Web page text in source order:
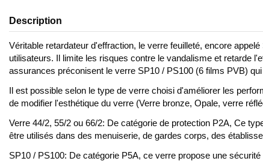
Description
Véritable retardateur d'effraction, le verre feuilleté, encore
utilisateurs. Il limite les risques contre le vandalisme et retarde
assurances préconisent le verre SP10 / PS100 (6 films PVB)
Il est possible selon le type de verre choisi d'améliorer les
de modifier l'esthétique du verre (Verre bronze, Opale, verre
Verre 44/2, 55/2 ou 66/2: De catégorie de protection P2A, Ce
être utilisés dans des menuiserie, de gardes corps, des
SP10 / PS100: De catégorie P5A, ce verre propose une